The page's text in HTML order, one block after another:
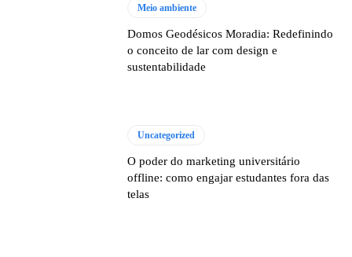
Meio ambiente
Domos Geodésicos Moradia: Redefinindo
o conceito de lar com design e
sustentabilidade
Uncategorized
O poder do marketing universitário
offline: como engajar estudantes fora das
telas